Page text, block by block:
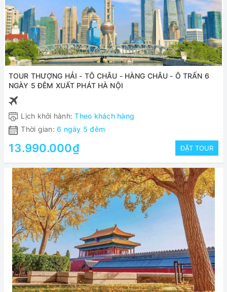
TOUR THƯỢNG HẢI - TÔ CHÂU - HÀNG CHÂU - Ô TRẤN 6
NGÀY 5 ĐÊM XUẤT PHÁT HÀ NỘI
Lịch khởi hành:Theo khách hàng
Thời gian: 6 ngày 5 đêm
13.990.000₫ ĐẶT TOUR